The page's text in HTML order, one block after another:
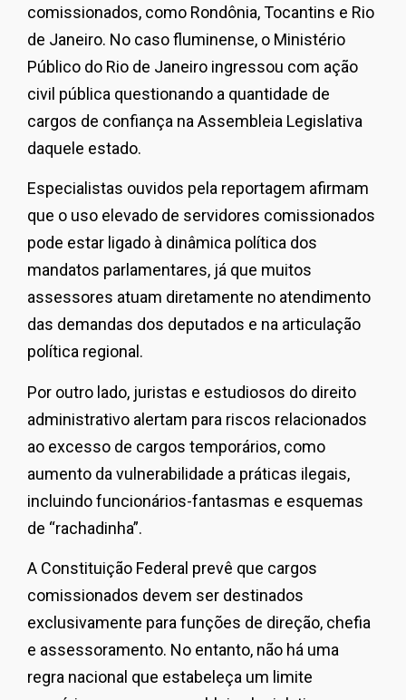
comissionados, como Rondônia, Tocantins e Rio
de Janeiro. No caso fluminense, o Ministério
Público do Rio de Janeiro ingressou com ação
civil pública questionando a quantidade de
cargos de confiança na Assembleia Legislativa
daquele estado.
Especialistas ouvidos pela reportagem afirmam
que o uso elevado de servidores comissionados
pode estar ligado à dinâmica política dos
mandatos parlamentares, já que muitos
assessores atuam diretamente no atendimento
das demandas dos deputados e na articulação
política regional.
Por outro lado, juristas e estudiosos do direito
administrativo alertam para riscos relacionados
ao excesso de cargos temporários, como
aumento da vulnerabilidade a práticas ilegais,
incluindo funcionários-fantasmas e esquemas
de “rachadinha”.
A Constituição Federal prevê que cargos
comissionados devem ser destinados
exclusivamente para funções de direção, chefia
e assessoramento. No entanto, não há uma
regra nacional que estabeleça um limite